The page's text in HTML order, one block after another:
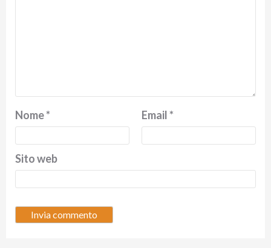
Nome* Email*
Sito web